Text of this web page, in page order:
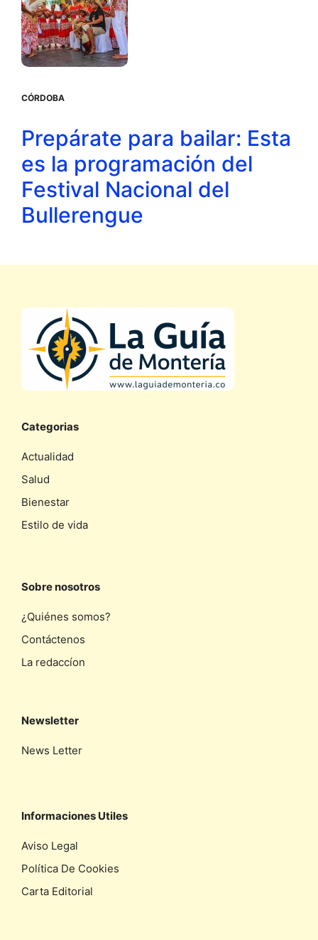
CÓRDOBA
Prepárate para bailar: Esta
es la programación del
Festival Nacional del
Bullerengue
Categorias
Actualidad
Salud
Bienestar
Estilo de vida
Sobre nosotros
¿Quiénes somos?
Contáctenos
La redaccíon
Newsletter
News Letter
Informaciones Utiles
Aviso Legal
Política De Cookies
Carta Editorial